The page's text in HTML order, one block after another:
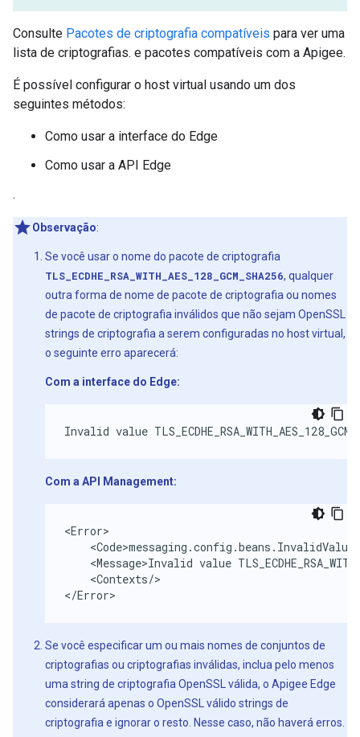
Consulte Pacotes de criptografia compatíveis para ver uma
lista de criptografias. e pacotes compatíveis com a Apigee.
É possível configurar o host virtual usando um dos
seguintes métodos:
Como usar a interface do Edge
Como usar a API Edge
.
Observação:
Se você usar o nome do pacote de criptografia
TLS_ECDHE_RSA_WITH_AES_128_GCM_SHA256, qualquer
outra forma de nome de pacote de criptografia ou nomes
de pacote de criptografia inválidos que não sejam OpenSSL
strings de criptografia a serem configuradas no host virtual,
o seguinte erro aparecerá:
Com a interface do Edge:
Invalid value
Com a API Management:
<Error>
<Message>Invalid value
    <Contexts/>
</Error>
Se você especificar um ou mais nomes de conjuntos de
criptografias ou criptografias inválidas, inclua pelo menos
uma string de criptografia OpenSSL válida, o Apigee Edge
considerará apenas o OpenSSL válido strings de
criptografia e ignorar o resto. Nesse caso, não haverá erros.